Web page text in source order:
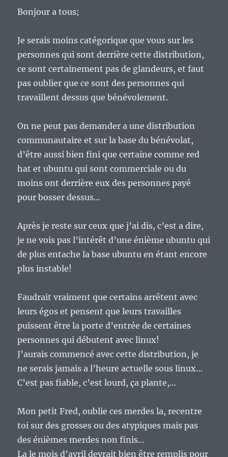
Bonjour a tous;
Je serais moins catégorique que vous sur les
personnes qui sont derrière cette distribution,
ce sont certainement pas de glandeurs, et faut
pas oublier que ce sont des personnes qui
travaillent dessus que bénévolement.
On ne peut pas demander a une distribution
communautaire et sur la base du bénévolat,
d’être aussi bien fini que certaine comme red
hat et ubuntu qui sont commerciale ou du
moins ont derrière eux des personnes payé
pour bosser dessus…
Après je reste sur ceux que j’ai dis, c’est a dire,
je ne vois pas l’intérêt d’une énième ubuntu qui
de plus entache la base ubuntu en étant encore
plus instable!
Faudrait vraiment que certains arrêtent avec
leurs égos et pensent que leurs travailles
puissent être la porte d’entrée de certaines
personnes qui débutent avec linux!
J’aurais commencé avec cette distribution, je
ne serais jamais a l’heure actuelle sous linux…
C’est pas fiable, c’est lourd, ça plante,…
Mon petit Fred, oublie ces merdes la, recentre
toi sur des grosses ou des atypiques mais pas
des énièmes merdes non finis…
La le mois d’avril devrait bien être remplis pour